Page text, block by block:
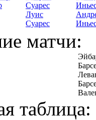
Луис
Суарес
матчи:
таблица: